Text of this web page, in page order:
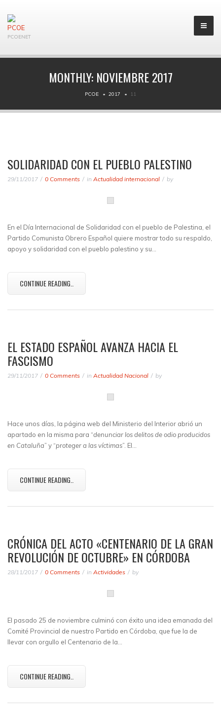
PCOENET
MONTHLY:NOVIEMBRE 2017
PCOE 2017 11
SOLIDARIDAD CON EL PUEBLO PALESTINO
29/11/2017 0 Comments in Actualidad internacional by
En el Día Internacional de Solidaridad con el pueblo de Palestina, el
Partido Comunista Obrero Español quiere mostrar todo su respaldo,
apoyo y solidaridad con el pueblo palestino y su…
CONTINUE READING..
EL ESTADO ESPAÑOL AVANZA HACIA EL
FASCISMO
29/11/2017 0 Comments in Actualidad Nacional by
Hace unos días, la página web del Ministerio del Interior abrió un
apartado en la misma para “denunciar los delitos de odio producidos
en Cataluña” y “proteger a las víctimas”. El…
CONTINUE READING..
CRÓNICA DEL ACTO «CENTENARIO DE LA GRAN
REVOLUCIÓN DE OCTUBRE» EN CÓRDOBA
28/11/2017 0 Comments in Actividades by
El pasado 25 de noviembre culminó con éxito una idea emanada del
Comité Provincial de nuestro Partido en Córdoba, que fue la de
llevar con orgullo el Centenario de la…
CONTINUE READING..